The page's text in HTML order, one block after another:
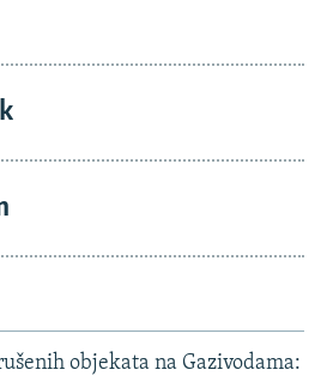
objekata na Gazivodama: